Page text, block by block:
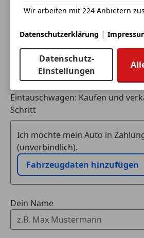
beeindruckende Leistung,
Kompaktwagen mit echtem
ist dieser RS3 die perfekte Wahl.
Kontaktieren Sie uns für weitere
Probefahrt!
Kompetente Beratung und
Flexible Finanzierungsoptionen
Irrtümer, Änderungen und
Eintauschwagen: Kaufen und
Schritt
Ich möchte mein Auto in
(unverbindlich).
Fahrzeugdaten hinzufügen
Dein Name
Wir arbeiten mit 224 Anbietern
Datenschutzerklärung |
Datenschutz-
Einstellungen